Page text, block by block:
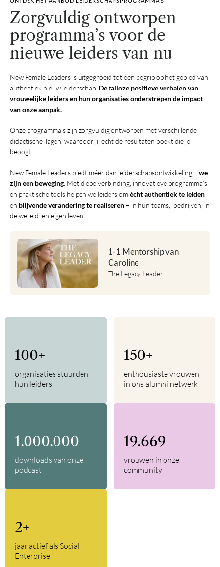
Zorgvuldig ontworpen
programma’s voor de
nieuwe leiders van nu
New Female Leaders is uitgegroeid tot een begrip op het gebied van
authentiek nieuw leiderschap. De talloze positieve verhalen van
vrouwelijke leiders en hun organisaties onderstrepen de impact
van onze aanpak.
Onze programma’s zijn zorgvuldig ontworpen met verschillende
didactische lagen, waardoor jij echt de resultaten boekt die je
beoogt.
New Female Leaders biedt méér dan leiderschapsontwikkeling – we
zijn een beweging . Met diepe verbinding, innovatieve programma’s
en praktische tools helpen we leiders omécht authentiek te leiden
en blijvende verandering te realiseren – in hun teams, bedrijven, in
de wereld en eigen leven.
1-1 Mentorship van
Caroline
The Legacy Leader
organisaties stuurden
hun leiders
100+
enthousiaste vrouwen
in ons alumni netwerk
150+
downloads van onze
podcast
1.000.000
vrouwen in onze
community
33.109
jaar actief als Social
Enterprise
4+